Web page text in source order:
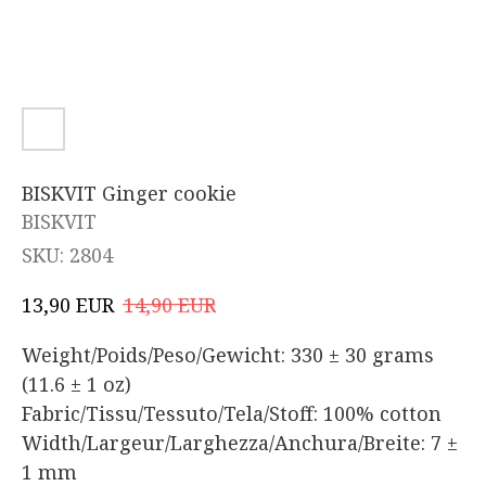
BISKVIT Ginger cookie
BISKVIT
SKU: 2804
13,90 EUR 14,90 EUR
Weight/Poids/Peso/Gewicht: 330 ± 30 grams
(11.6 ± 1 oz)
Fabric/Tissu/Tessuto/Tela/Stoff: 100% cotton
Width/Largeur/Larghezza/Anchura/Breite: 7 ±
1 mm